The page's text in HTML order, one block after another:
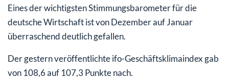
Eines der wichtigsten Stimmungsbarometer für die
deutsche Wirtschaft ist von Dezember auf Januar
überraschend deutlich gefallen.
Der gestern veröffentlichte ifo-Geschäftsklimaindex gab
von 108,6 auf 107,3 Punkte nach.